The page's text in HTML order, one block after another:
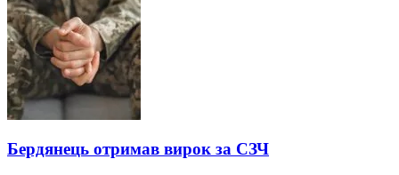
Бердянець отримав вирок за СЗЧ